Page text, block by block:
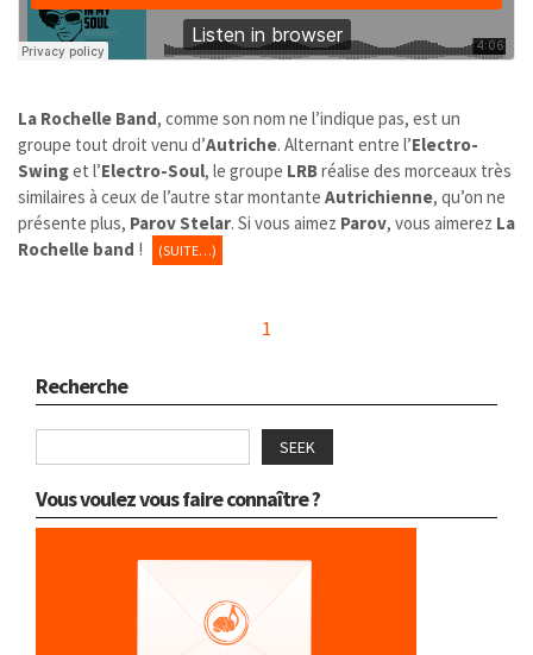
La Rochelle Band, comme son nom ne l’indique pas, est un
groupe tout droit venu d’Autriche. Alternant entre l’Electro-
Swinget l’Electro-Soul, le groupe LRBréalise des morceaux très
similaires à ceux de l’autre star montante Autrichienne, qu’on ne
présente plus, Parov Stelar. Si vous aimez Parov, vous aimerez La
Rochelle band ! (SUITE…)
1
Recherche
SEEK
Vous voulez vous faire connaître ?